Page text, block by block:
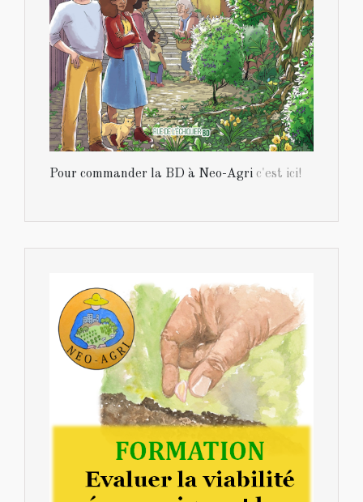
Pour commander la BD à Neo-Agri c'est ici!